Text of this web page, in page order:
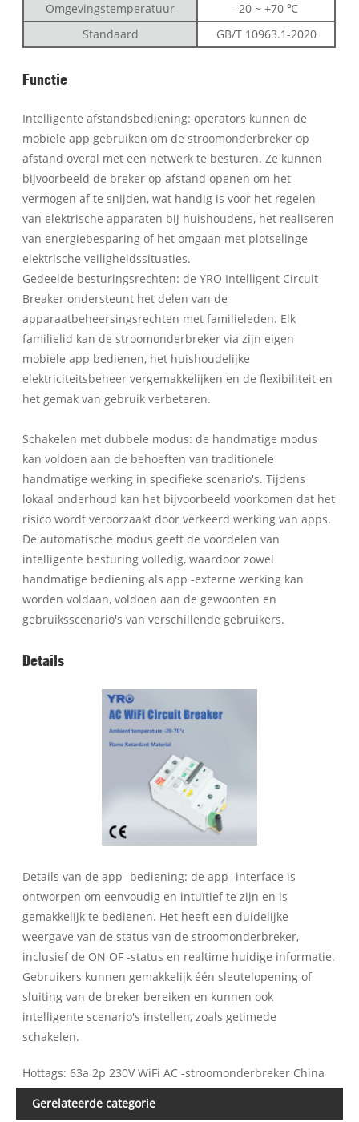
Omgevingstemperatuur
-20 ~ +70 ℃
Standaard
GB/T 10963.1-2020
Functie
Intelligente afstandsbediening: operators kunnen de
mobiele app gebruiken om de stroomonderbreker op
afstand overal met een netwerk te besturen. Ze kunnen
bijvoorbeeld de breker op afstand openen om het
vermogen af te snijden, wat handig is voor het regelen
van elektrische apparaten bij huishoudens, het realiseren
van energiebesparing of het omgaan met plotselinge
elektrische veiligheidssituaties.
Gedeelde besturingsrechten: de YRO Intelligent Circuit
Breaker ondersteunt het delen van de
apparaatbeheersingsrechten met familieleden. Elk
familielid kan de stroomonderbreker via zijn eigen
mobiele app bedienen, het huishoudelijke
elektriciteitsbeheer vergemakkelijken en de flexibiliteit en
het gemak van gebruik verbeteren.
Schakelen met dubbele modus: de handmatige modus
kan voldoen aan de behoeften van traditionele
handmatige werking in specifieke scenario's. Tijdens
lokaal onderhoud kan het bijvoorbeeld voorkomen dat het
risico wordt veroorzaakt door verkeerd werking van apps.
De automatische modus geeft de voordelen van
intelligente besturing volledig, waardoor zowel
handmatige bediening als app -externe werking kan
worden voldaan, voldoen aan de gewoonten en
gebruiksscenario's van verschillende gebruikers.
Details
Details van de app -bediening: de app -interface is
ontworpen om eenvoudig en intuïtief te zijn en is
gemakkelijk te bedienen. Het heeft een duidelijke
weergave van de status van de stroomonderbreker,
inclusief de ON OF -status en realtime huidige informatie.
Gebruikers kunnen gemakkelijk één sleutelopening of
sluiting van de breker bereiken en kunnen ook
intelligente scenario's instellen, zoals getimede
schakelen.
Hottags: 63a 2p 230V WiFi AC -stroomonderbreker China
Gerelateerde categorie